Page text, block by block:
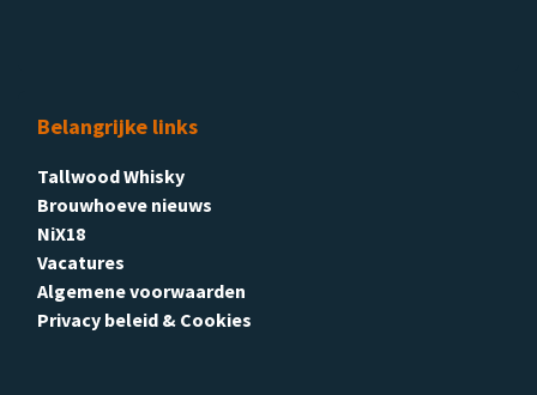
Belangrijke links
Tallwood Whisky
Brouwhoeve nieuws
NiX18
Vacatures
Algemene voorwaarden
Privacy beleid & Cookies